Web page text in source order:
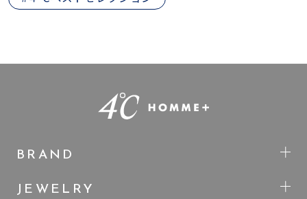
BRAND
JEWELRY